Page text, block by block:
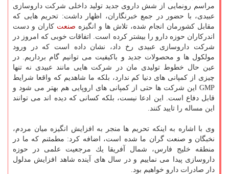
مراسم رونمایی از شش داروی جدید تولید داخلی شركت داروسازی
عبیدی، با حضور در جمع خبرنگاران، اظهار داشت: تحریم هایی كه
مقابل كشورمان انجام شده، تلاش ها و انگیزه صنعت كاران و دست
اندركاران حوزه دارو را بیشتر كرده است. اتفاقات خوبی كه امروز در
شركت داروسازی عبیدی رخ داد، نشان داده است كه در ورود
مولكول ها و محصولات جدید و باكیفیت می توانیم گام برداریم. در
عین حال خطوط تولیدی مان در شركت هایی مانند عبیدی نه تنها
چیزی از كمپانی های دنیا كم ندارد، بلكه ما شاهدیم كه واقعا شرایط
GMP این شركت ها حتی از كمپانی های اروپایی هم بهتر می شود و
قابل دفاع است. این ادعا نیست، بلكه كسانی كه دیده اند می توانند
این مساله را تایید كنند.
وی با اشاره به اینكه تحریم ها منجر به افزایش انگیزه میان مردم،
نخبگان و صنعت گران ما شده است، اضافه كرد: مطمئنم كه ما در
منطقه خلیج فارس، شمال آفریقا یك مرجعیت علمی در حوزه
داروسازی پیدا می نماییم و در سال های آینده شاهد افزایش مدلول
دار صادرات دارو خواهیم بود.